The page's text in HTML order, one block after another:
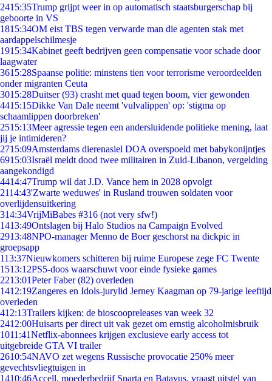
2415:35Trump grijpt weer in op automatisch staatsburgerschap bij
geboorte in VS
1815:34OM eist TBS tegen verwarde man die agenten stak met
aardappelschilmesje
1915:34Kabinet geeft bedrijven geen compensatie voor schade door
laagwater
3615:28Spaanse politie: minstens tien voor terrorisme veroordeelden
onder migranten Ceuta
3015:28Duitser (93) crasht met quad tegen boom, vier gewonden
4415:15Dikke Van Dale neemt 'vulvalippen' op: 'stigma op
schaamlippen doorbreken'
2515:13Meer agressie tegen een andersluidende politieke mening, laat
jij je intimideren?
2715:09Amsterdams dierenasiel DOA overspoeld met babykonijntjes
6915:03Israël meldt dood twee militairen in Zuid-Libanon, vergelding
aangekondigd
4414:47Trump wil dat J.D. Vance hem in 2028 opvolgt
2114:43'Zwarte weduwes' in Rusland trouwen soldaten voor
overlijdensuitkering
314:34VrijMiBabes #316 (not very sfw!)
1413:49Ontslagen bij Halo Studios na Campaign Evolved
2913:48NPO-manager Menno de Boer geschorst na dickpic in
groepsapp
113:37Nieuwkomers schitteren bij ruime Europese zege FC Twente
1513:12PS5-doos waarschuwt voor einde fysieke games
2213:01Peter Faber (82) overleden
1412:19Zangeres en Idols-jurylid Jerney Kaagman op 79-jarige leeftijd
overleden
412:13Trailers kijken: de bioscoopreleases van week 32
2412:00Huisarts per direct uit vak gezet om ernstig alcoholmisbruik
1011:41Netflix-abonnees krijgen exclusieve early access tot
uitgebreide GTA VI trailer
2610:54NAVO zet wegens Russische provocatie 250% meer
gevechtsvliegtuigen in
1410:46Accell, moederbedrijf Sparta en Batavus, vraagt uitstel van